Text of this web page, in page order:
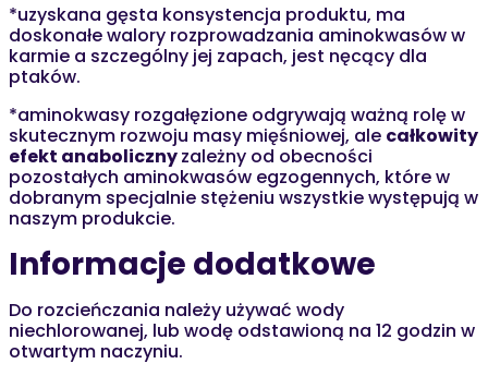
*uzyskana gęsta konsystencja produktu, ma
doskonałe walory rozprowadzania aminokwasów w
karmie a szczególny jej zapach, jest nęcący dla
ptaków.
*aminokwasy rozgałęzione odgrywają ważną rolę w
skutecznym rozwoju masy mięśniowej, ale całkowity
efekt anabolicznyzależny od obecności
pozostałych aminokwasów egzogennych, które w
dobranym specjalnie stężeniu wszystkie występują w
naszym produkcie.
Informacje dodatkowe
Do rozcieńczania należy używać wody
niechlorowanej, lub wodę odstawioną na 12 godzin w
otwartym naczyniu.